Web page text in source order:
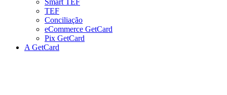
Smart TEF
TEF
Conciliação
eCommerce GetCard
Pix GetCard
A GetCard